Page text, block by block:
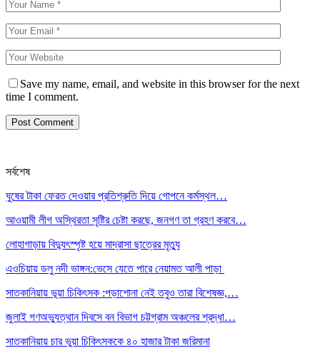
Save my name, email, and website in this browser for the next
time I comment.
সর্বশেষ
ঘুষের টাকা ফেরত দেওয়ার প্রতিশ্রুতি দিয়ে গোপনে কর্মস্থল…
আওয়ামী লীগ অস্থিরতা সৃষ্টির চেষ্টা করছে, জনগণ তা গ্রহণ করবে…
লোহাগাড়ায় বিদ্যুৎস্পৃষ্ট হয়ে মাদ্রাসা ছাত্রের মৃত্যু
এওচিয়ায় ডলু নদী ভাঙ্গন:ভেসে যেতে পারে নেয়ামত আলী পাড়া
সাতকানিয়ায় ভূয়া চিকিৎসক :পড়াশোনা নেই তবুও তারা বিশেষজ্ঞ,…
জুলাই গণঅভ্যুত্থান দিবসে বন বিভাগ চট্টগ্রাম অঞ্চলের শ্রদ্ধা…
সাতকানিয়ায় চার ভুয়া চিকিৎসককে ৪০ হাজার টাকা জরিমানা